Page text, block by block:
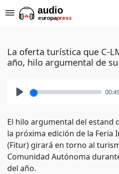
La oferta turística que C-
año, hilo argumental de
El hilo argumental del estand
la próxima edición de la Feria
(Fitur) girará en torno al
Comunidad Autónoma
del año.